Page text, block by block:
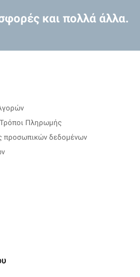
και πολλά άλλα.
Πληρωμής
προσωπικών δεδομένων